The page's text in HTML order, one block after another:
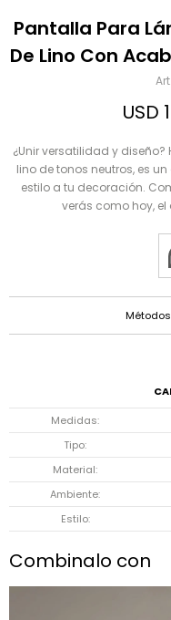
Pantalla Para
De Lino Con
USD
¿Unir versatilidad y
lino de tonos neutros, es
estilo a tu decoración.
verás como hoy,
Medidas
Tipo
Material
Ambiente
Estilo
Combinalo con
Mensaje